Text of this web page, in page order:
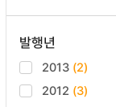
발행년
2013 (2)
2012 (3)